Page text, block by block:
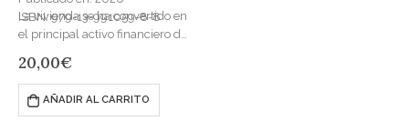
ISBN: 979-13-991059-8-8
La vivienda se ha convertido en
el principal activo financiero del
en la base de un sistema
rentista que obtiene…
20,00€
AÑADIR AL CARRITO